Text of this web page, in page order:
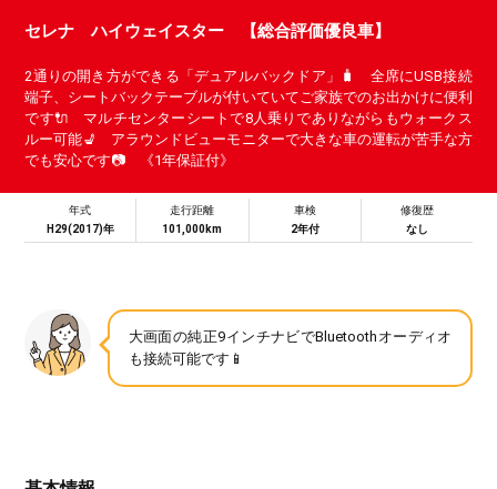
セレナ ハイウェイスター 【総合評価優良車】
2通りの開き方ができる「デュアルバックドア」🧳 全席にUSB接続
端子、シートバックテーブルが付いていてご家族でのお出かけに便利
です🔌 マルチセンターシートで8人乗りでありながらもウォークス
ルー可能💺 アラウンドビューモニターで大きな車の運転が苦手な方
でも安心です📷 《1年保証付》
年式
H29(2017)年
走行距離
101,000km
車検
2年付
修復歴
なし
大画面の純正9インチナビでBluetoothオーディオ
も接続可能です📱